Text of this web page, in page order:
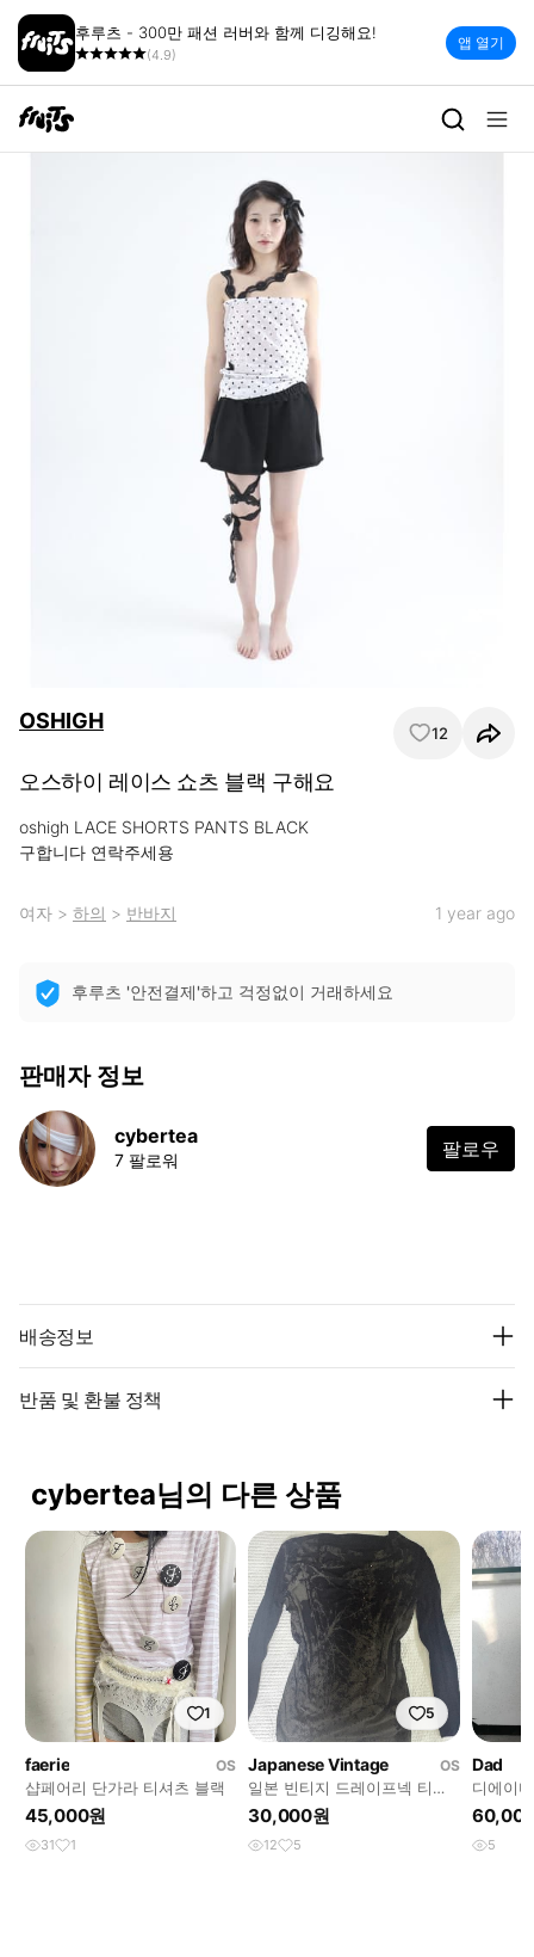
후루츠 - 300만 패션 러버와 함께 디깅해요!
(4.9)
앱 열기
OSHIGH 12
오스하이 레이스 쇼츠 블랙 구해요
oshigh LACE SHORTS PANTS BLACK
구합니다 연락주세용
여자 > 하의 > 반바지 1 year ago
후루츠 '안전결제'하고 걱정없이 거래하세요
판매자 정보
cybertea
7 팔로워 팔로우
배송정보
반품 및 환불 정책
cybertea님의 다른 상품
1
faerie
OS
샵페어리 단가라 티셔츠 블랙
45,000원
31 1
5
Japanese Vintage
OS
일본 빈티지 드레이프넥 티셔
츠
30,000원
12 5
Dad
디에이
5